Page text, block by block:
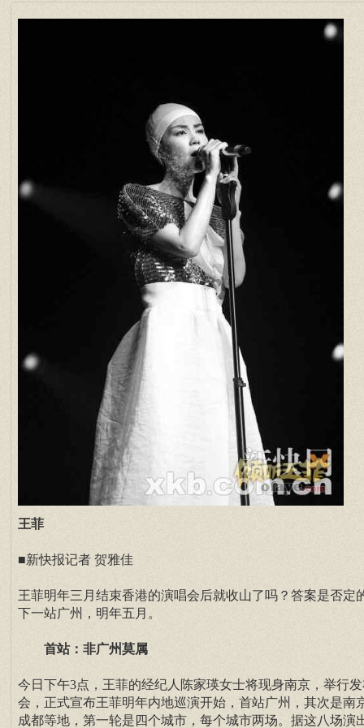
王菲
■新快报记者 贺雅佳
王菲明年三月结束香港的演唱会后就收山了吗？答案是否定
下一站广州，明年五月。
首站：非广州莫属
今日下午3点，王菲的经纪人陈家瑛女士将现身南京，举行
会，正式宣布王菲明年内地巡演开始，首站广州，其次是南
成都等地，第一轮是四个城市，每个城市两场。据这八场演